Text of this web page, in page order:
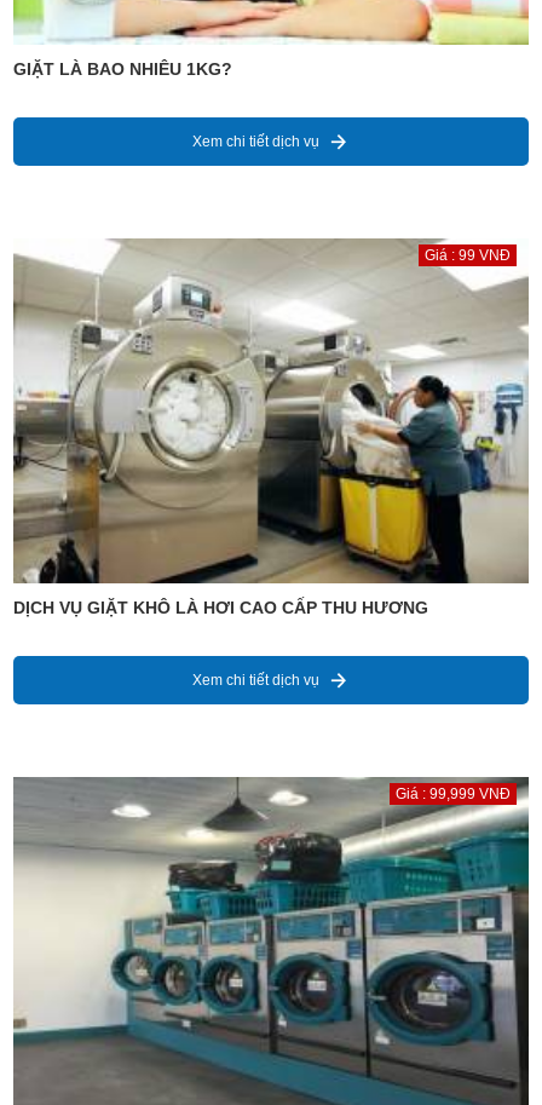
GIẶT LÀ BAO NHIÊU 1KG?
Xem chi tiết dịch vụ
Giá : 99 VNĐ
DỊCH VỤ GIẶT KHÔ LÀ HƠI CAO CẤP THU HƯƠNG
Xem chi tiết dịch vụ
Giá : 99,999 VNĐ